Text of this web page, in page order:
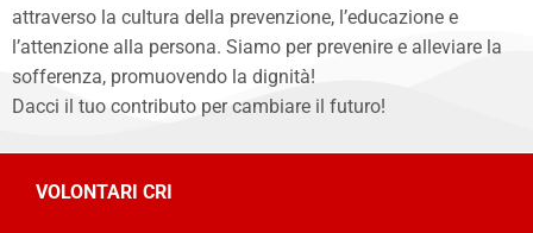
attraverso la cultura della prevenzione, l’educazione e
l’attenzione alla persona. Siamo per prevenire e alleviare la
sofferenza, promuovendo la dignità!
Dacci il tuo contributo per cambiare il futuro!
VOLONTARI CRI